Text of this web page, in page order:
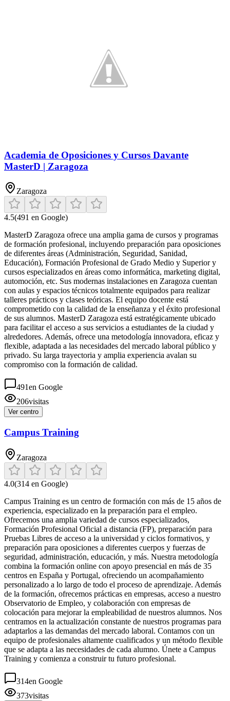
Academia de Oposiciones y Cursos Davante
MasterD | Zaragoza
Zaragoza
4.5(491 en Google)
MasterD Zaragoza ofrece una amplia gama de cursos y programas
de formación profesional, incluyendo preparación para oposiciones
de diferentes áreas (Administración, Seguridad, Sanidad,
Educación), Formación Profesional de Grado Medio y Superior y
cursos especializados en áreas como informática, marketing digital,
automoción, etc. Sus modernas instalaciones en Zaragoza cuentan
con aulas y espacios técnicos totalmente equipados para realizar
talleres prácticos y clases teóricas. El equipo docente está
comprometido con la calidad de la enseñanza y el éxito profesional
de sus alumnos. MasterD Zaragoza está estratégicamente ubicado
para facilitar el acceso a sus servicios a estudiantes de la ciudad y
alrededores. Además, ofrece una metodología innovadora, eficaz y
flexible, adaptada a las necesidades del mercado laboral público y
privado. Su larga trayectoria y amplia experiencia avalan su
compromiso con la formación de calidad.
491en Google
206visitas
Ver centro
Campus Training
Zaragoza
4.0(314 en Google)
Campus Training es un centro de formación con más de 15 años de
experiencia, especializado en la preparación para el empleo.
Ofrecemos una amplia variedad de cursos especializados,
Formación Profesional Oficial a distancia (FP), preparación para
Pruebas Libres de acceso a la universidad y ciclos formativos, y
preparación para oposiciones a diferentes cuerpos y fuerzas de
seguridad, administración, educación, y más. Nuestra metodología
combina la formación online con apoyo presencial en más de 35
centros en España y Portugal, ofreciendo un acompañamiento
personalizado a lo largo de todo el proceso de aprendizaje. Además
de la formación, ofrecemos prácticas en empresas, acceso a nuestro
Observatorio de Empleo, y colaboración con empresas de
colocación para mejorar la empleabilidad de nuestros alumnos. Nos
centramos en la actualización constante de nuestros programas para
adaptarlos a las demandas del mercado laboral. Contamos con un
equipo de profesionales altamente cualificados y un método flexible
que se adapta a las necesidades de cada alumno. Únete a Campus
Training y comienza a construir tu futuro profesional.
314en Google
373visitas